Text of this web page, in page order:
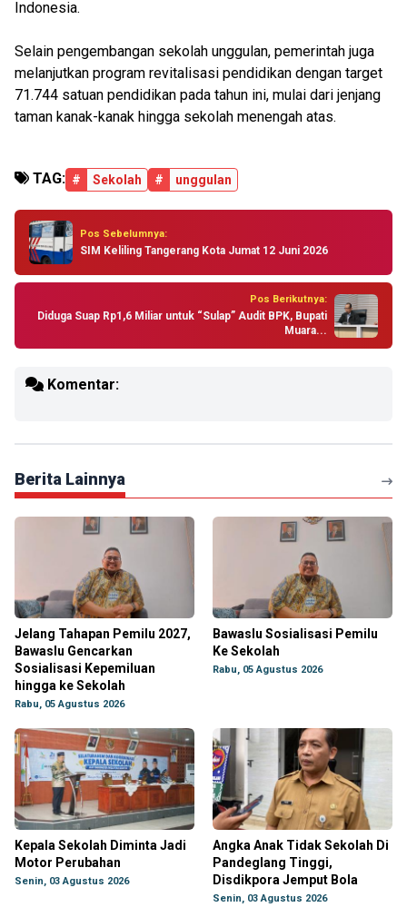
Indonesia.
Selain pengembangan sekolah unggulan, pemerintah juga
melanjutkan program revitalisasi pendidikan dengan target
71.744 satuan pendidikan pada tahun ini, mulai dari jenjang
taman kanak-kanak hingga sekolah menengah atas.
TAG: # Sekolah # unggulan
Pos Sebelumnya:
SIM Keliling Tangerang Kota Jumat 12 Juni 2026
Pos Berikutnya:
Diduga Suap Rp1,6 Miliar untuk “Sulap” Audit BPK, Bupati
Muara...
Komentar:
Berita Lainnya
Jelang Tahapan Pemilu 2027,
Bawaslu Gencarkan
Sosialisasi Kepemiluan
hingga ke Sekolah
Rabu, 05 Agustus 2026
Bawaslu Sosialisasi Pemilu
Ke Sekolah
Rabu, 05 Agustus 2026
Kepala Sekolah Diminta Jadi
Motor Perubahan
Senin, 03 Agustus 2026
Angka Anak Tidak Sekolah Di
Pandeglang Tinggi,
Disdikpora Jemput Bola
Senin, 03 Agustus 2026